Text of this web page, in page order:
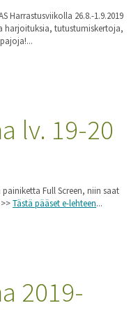
Harrastusviikolla 26.8.-1.9.2019
harjoituksia, tutustumiskertoja,
lv. 19-20
Full Screen, niin saat
Tästä pääset e-lehteen...
2019-